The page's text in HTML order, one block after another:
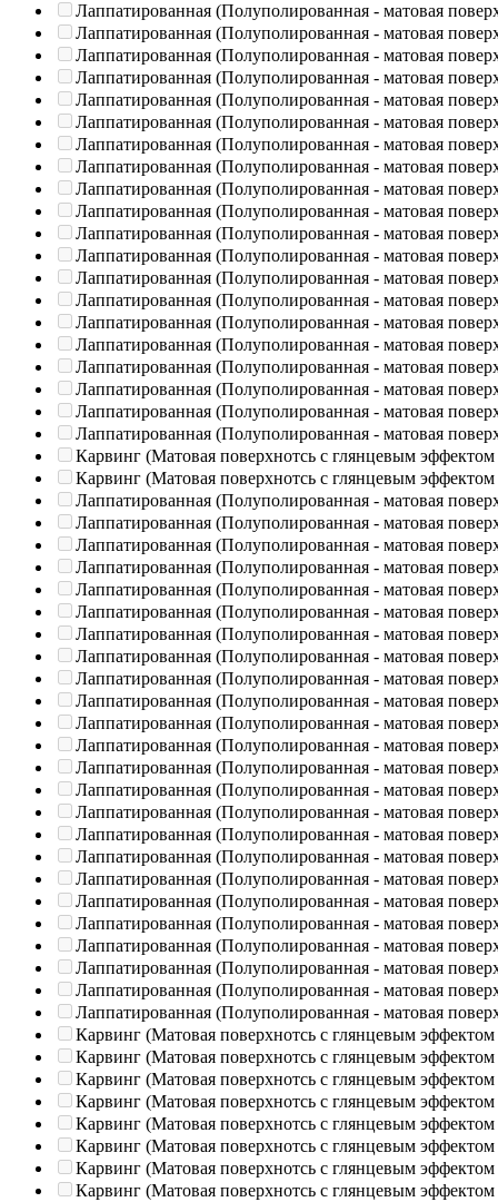
Лаппатированная (Полуполированная - матовая
Лаппатированная (Полуполированная - матовая
Лаппатированная (Полуполированная - матовая
Лаппатированная (Полуполированная - матовая
Лаппатированная (Полуполированная - матовая
Лаппатированная (Полуполированная - матовая
Лаппатированная (Полуполированная - матовая
Лаппатированная (Полуполированная - матовая
Лаппатированная (Полуполированная - матовая
Лаппатированная (Полуполированная - матовая
Лаппатированная (Полуполированная - матовая
Лаппатированная (Полуполированная - матовая
Лаппатированная (Полуполированная - матовая
Лаппатированная (Полуполированная - матовая
Лаппатированная (Полуполированная - матовая
Лаппатированная (Полуполированная - матовая
Лаппатированная (Полуполированная - матовая
Лаппатированная (Полуполированная - матовая
Лаппатированная (Полуполированная - матовая
Лаппатированная (Полуполированная - матовая
Карвинг (Матовая поверхнотсь с глянцевым эффектом
Карвинг (Матовая поверхнотсь с глянцевым эффектом
Лаппатированная (Полуполированная - матовая
Лаппатированная (Полуполированная - матовая
Лаппатированная (Полуполированная - матовая
Лаппатированная (Полуполированная - матовая
Лаппатированная (Полуполированная - матовая
Лаппатированная (Полуполированная - матовая
Лаппатированная (Полуполированная - матовая
Лаппатированная (Полуполированная - матовая
Лаппатированная (Полуполированная - матовая
Лаппатированная (Полуполированная - матовая
Лаппатированная (Полуполированная - матовая
Лаппатированная (Полуполированная - матовая
Лаппатированная (Полуполированная - матовая
Лаппатированная (Полуполированная - матовая
Лаппатированная (Полуполированная - матовая
Лаппатированная (Полуполированная - матовая
Лаппатированная (Полуполированная - матовая
Лаппатированная (Полуполированная - матовая
Лаппатированная (Полуполированная - матовая
Лаппатированная (Полуполированная - матовая
Лаппатированная (Полуполированная - матовая
Лаппатированная (Полуполированная - матовая
Лаппатированная (Полуполированная - матовая
Лаппатированная (Полуполированная - матовая
Карвинг (Матовая поверхнотсь с глянцевым эффектом
Карвинг (Матовая поверхнотсь с глянцевым эффектом
Карвинг (Матовая поверхнотсь с глянцевым эффектом
Карвинг (Матовая поверхнотсь с глянцевым эффектом
Карвинг (Матовая поверхнотсь с глянцевым эффектом
Карвинг (Матовая поверхнотсь с глянцевым эффектом
Карвинг (Матовая поверхнотсь с глянцевым эффектом
Карвинг (Матовая поверхнотсь с глянцевым эффектом